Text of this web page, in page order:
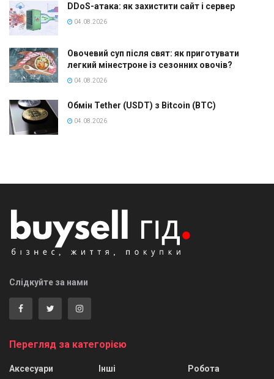
DDoS-атака: як захистити сайт і сервер
04.08.2026
Овочевий суп після свят: як приготувати
легкий мінестроне із сезонних овочів?
04.08.2026
Обмін Tether (USDT) з Bitcoin (BTC)
04.08.2026
Слідкуйте за нами
Перегляд за категорією
Аксесуари
Інші
Робота